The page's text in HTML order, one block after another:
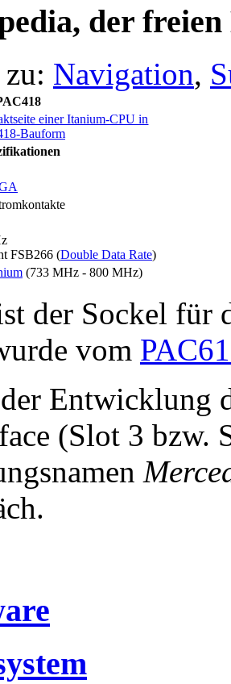
der
Navigation,
FSB266 (Double Data Rate)
(733 MHz - 800 MHz)
der Sockel für
vom
Entwicklung
(Slot 3 bzw.